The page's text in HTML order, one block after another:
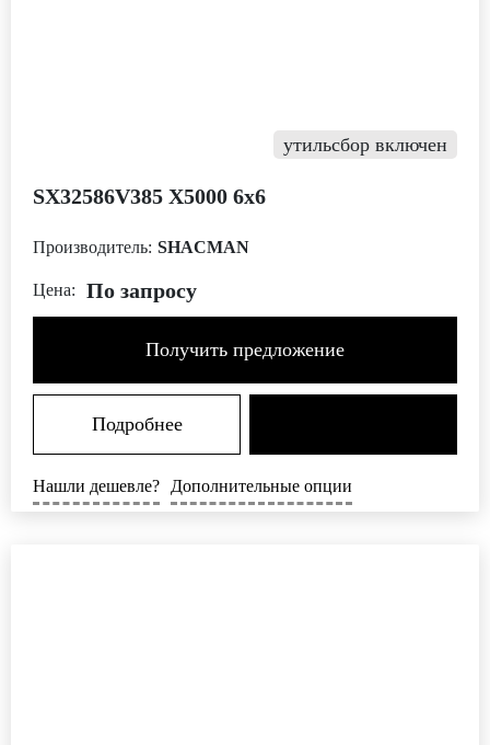
утильсбор включен
SX32586V385 Х5000 6х6
Производитель: SHACMAN
Цена: По запросу
Получить предложение
Подробнее
Нашли дешевле? Дополнительные опции